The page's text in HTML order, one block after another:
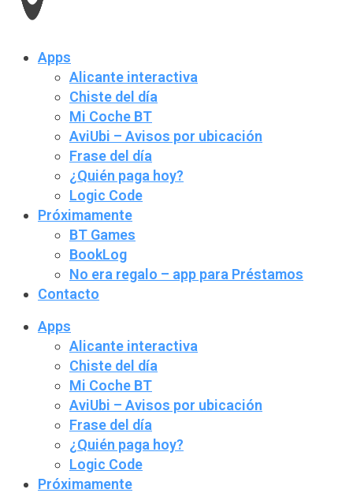
Apps
Alicante interactiva
Chiste del día
Mi Coche BT
AviUbi – Avisos por ubicación
Frase del día
¿Quién paga hoy?
Logic Code
Próximamente
BT Games
BookLog
No era regalo – app para Préstamos
Contacto
Apps
Alicante interactiva
Chiste del día
Mi Coche BT
AviUbi – Avisos por ubicación
Frase del día
¿Quién paga hoy?
Logic Code
Próximamente